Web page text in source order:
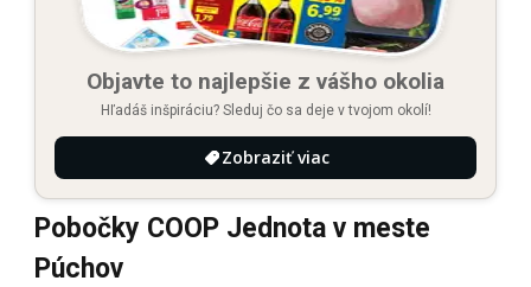
Objavte to najlepšie z vášho okolia
Hľadáš inšpiráciu? Sleduj čo sa deje v tvojom okolí!
Zobraziť viac
Pobočky COOP Jednota v meste
Púchov